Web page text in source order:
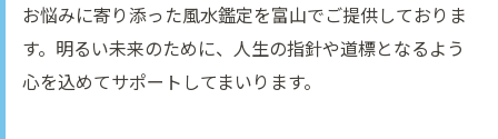
お悩みに寄り添った風水鑑定を富山でご提供しておりま
す。明るい未来のために、人生の指針や道標となるよう
心を込めてサポートしてまいります。